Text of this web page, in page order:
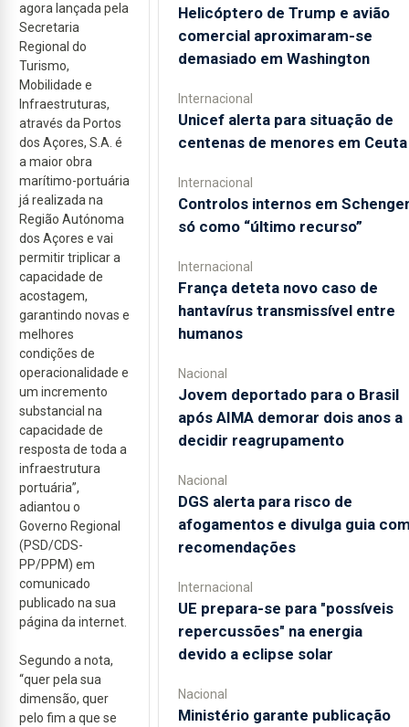
agora lançada pela
Secretaria
Regional do
Turismo,
Mobilidade e
Infraestruturas,
através da Portos
dos Açores, S.A. é
a maior obra
marítimo-portuária
já realizada na
Região Autónoma
dos Açores e vai
permitir triplicar a
capacidade de
acostagem,
garantindo novas e
melhores
condições de
operacionalidade e
um incremento
substancial na
capacidade de
resposta de toda a
infraestrutura
portuária”,
adiantou o
Governo Regional
(PSD/CDS-
PP/PPM) em
comunicado
publicado na sua
página da internet.
Segundo a nota,
“quer pela sua
dimensão, quer
pelo fim a que se
Helicóptero de Trump e avião
comercial aproximaram-se
demasiado em Washington
Internacional
Unicef alerta para situação de
centenas de menores em Ceuta
Internacional
Controlos internos em
só como “último recurso”
Internacional
França deteta novo caso de
hantavírus transmissível entre
humanos
Nacional
Jovem deportado para o Brasil
após AIMA demorar dois anos a
decidir reagrupamento
Nacional
DGS alerta para risco de
afogamentos e divulga guia
recomendações
Internacional
UE prepara-se para "possíveis
repercussões" na energia
devido a eclipse solar
Nacional
Ministério garante publicação